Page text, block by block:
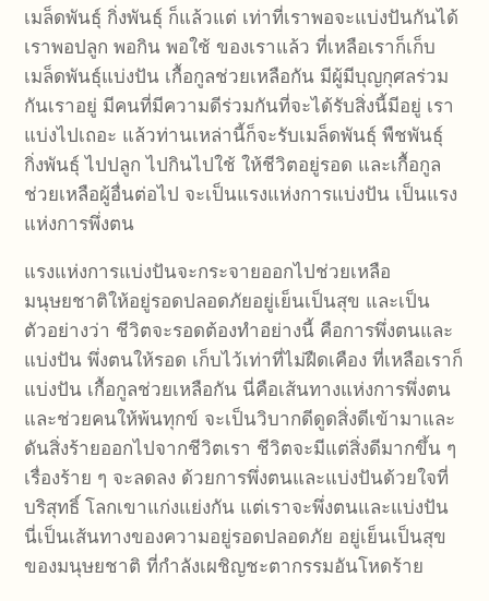
เมล็ดพันธุ์ กิ่งพันธุ์ ก็แล้วแต่ เท่าที่เราพอจะแบ่งปันกันได้
เราพอปลูก พอกิน พอใช้ ของเราแล้ว ที่เหลือเราก็เก็บ
เมล็ดพันธุ์แบ่งปัน เกื้อกูลช่วยเหลือกัน มีผู้มีบุญกุศลร่วม
กันเราอยู่ มีคนที่มีความดีร่วมกันที่จะได้รับสิ่งนี้มีอยู่ เรา
แบ่งไปเถอะ แล้วท่านเหล่านี้ก็จะรับเมล็ดพันธุ์ พืชพันธุ์
กิ่งพันธุ์ ไปปลูก ไปกินไปใช้ ให้ชีวิตอยู่รอด และเกื้อกูล
ช่วยเหลือผู้อื่นต่อไป จะเป็นแรงแห่งการแบ่งปัน เป็นแรง
แห่งการพึ่งตน
แรงแห่งการแบ่งปันจะกระจายออกไปช่วยเหลือ
มนุษยชาติให้อยู่รอดปลอดภัยอยู่เย็นเป็นสุข และเป็น
ตัวอย่างว่า ชีวิตจะรอดต้องทำอย่างนี้ คือการพึ่งตนและ
แบ่งปัน พึ่งตนให้รอด เก็บไว้เท่าที่ไม่ฝืดเคือง ที่เหลือเราก็
แบ่งปัน เกื้อกูลช่วยเหลือกัน นี่คือเส้นทางแห่งการพึ่งตน
และช่วยคนให้พ้นทุกข์ จะเป็นวิบากดีดูดสิ่งดีเข้ามาและ
ดันสิ่งร้ายออกไปจากชีวิตเรา ชีวิตจะมีแต่สิ่งดีมากขึ้น ๆ
เรื่องร้าย ๆ จะลดลง ด้วยการพึ่งตนและแบ่งปันด้วยใจที่
บริสุทธิ์ โลกเขาแก่งแย่งกัน แต่เราจะพึ่งตนและแบ่งปัน
นี่เป็นเส้นทางของความอยู่รอดปลอดภัย อยู่เย็นเป็นสุข
ของมนุษยชาติ ที่กำลังเผชิญชะตากรรมอันโหดร้าย